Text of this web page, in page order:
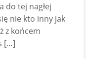
do tej nagłej
nie kto inny jak
z końcem
[…]